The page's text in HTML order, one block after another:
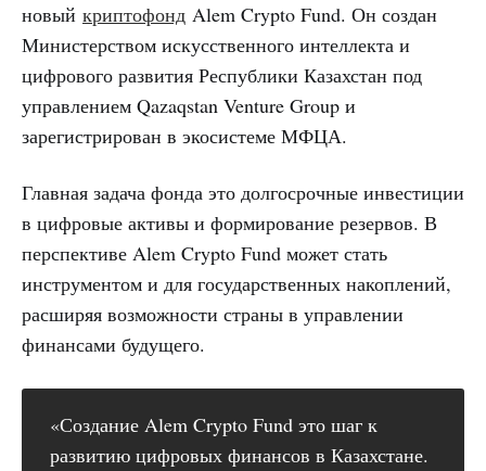
новый криптофонд Alem Crypto Fund. Он создан
Министерством искусственного интеллекта и
цифрового развития Республики Казахстан под
управлением Qazaqstan Venture Group и
зарегистрирован в экосистеме МФЦА.
Главная задача фонда это долгосрочные инвестиции
в цифровые активы и формирование резервов. В
перспективе Alem Crypto Fund может стать
инструментом и для государственных накоплений,
расширяя возможности страны в управлении
финансами будущего.
«Создание Alem Crypto Fund это шаг к
развитию цифровых финансов в Казахстане.